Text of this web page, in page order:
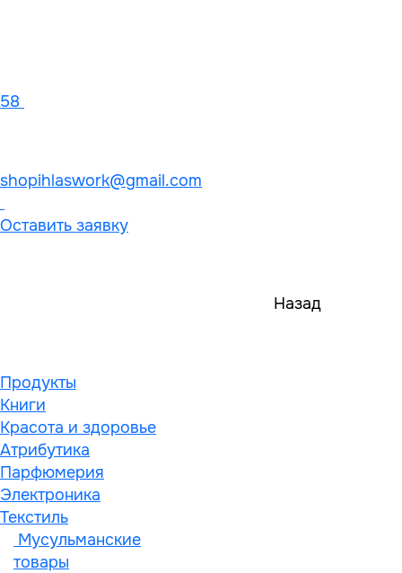
58
shopihlaswork@gmail.com
Оставить заявку
Назад
Продукты
Книги
Красота и здоровье
Атрибутика
Парфюмерия
Электроника
Текстиль
Мусульманские
товары